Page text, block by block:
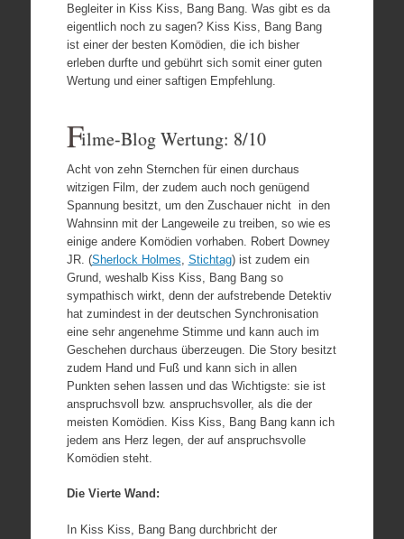
Begleiter in Kiss Kiss, Bang Bang. Was gibt es da
eigentlich noch zu sagen? Kiss Kiss, Bang Bang
ist einer der besten Komödien, die ich bisher
erleben durfte und gebührt sich somit einer guten
Wertung und einer saftigen Empfehlung.
Filme-Blog Wertung: 8/10
Acht von zehn Sternchen für einen durchaus
witzigen Film, der zudem auch noch genügend
Spannung besitzt, um den Zuschauer nicht in den
Wahnsinn mit der Langeweile zu treiben, so wie es
einige andere Komödien vorhaben. Robert Downey
JR. (Sherlock Holmes Stichtag) ist zudem ein
Grund, weshalb Kiss Kiss, Bang Bang so
sympathisch wirkt, denn der aufstrebende Detektiv
hat zumindest in der deutschen Synchronisation
eine sehr angenehme Stimme und kann auch im
Geschehen durchaus überzeugen. Die Story besitzt
zudem Hand und Fuß und kann sich in allen
Punkten sehen lassen und das Wichtigste: sie ist
anspruchsvoll bzw. anspruchsvoller, als die der
meisten Komödien. Kiss Kiss, Bang Bang kann ich
jedem ans Herz legen, der auf anspruchsvolle
Komödien steht.
Die Vierte Wand:
In Kiss Kiss, Bang Bang durchbricht der